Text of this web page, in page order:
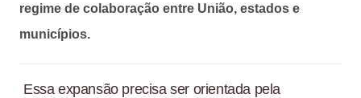
regime de colaboração entre União, estados e
municípios.
Essa expansão precisa ser orientada pela